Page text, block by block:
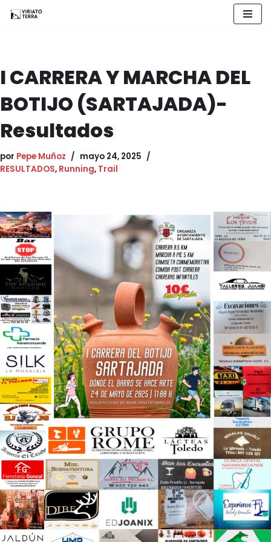
I CARRERA Y MARCHA DEL
BOTIJO (SARTAJADA)-
Resultados
por Pepe Muñoz
mayo 24, 2025
RESULTADOS, Running, Trail